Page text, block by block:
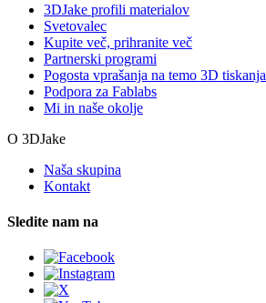
3DJake profili materialov
Svetovalec
Kupite več, prihranite več
Partnerski programi
Pogosta vprašanja na temo 3D tiskanja
Podpora za Fablabs
Mi in naše okolje
O 3DJake
Naša skupina
Kontakt
Sledite nam na